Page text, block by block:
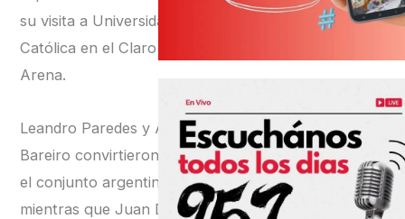
su visita a Universidad
Católica en el Claro
Arena.
Leandro Paredes y Adam
Bareiro convirtieron para
el conjunto argentino,
mientras que Juan Díaz